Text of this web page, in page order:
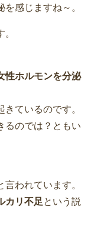
感じますね～。
性ホルモンを分泌
ているのです。
るのでは？ともい
言われています。
カリ不足という説